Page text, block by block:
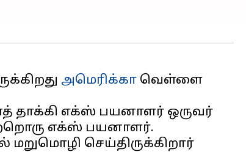
அமெரிக்கா வெள்ளை
தாக்கி எக்ஸ் பயனாளர் ஒருவர்
மற்றொரு எக்ஸ் பயனாளர்.
மறுமொழி செய்திருக்கிறார்